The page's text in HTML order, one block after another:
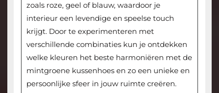
zoals roze, geel of blauw, waardoor je
interieur een levendige en speelse touch
krijgt. Door te experimenteren met
verschillende combinaties kun je ontdekken
welke kleuren het beste harmoniëren met de
mintgroene kussenhoes en zo een unieke en
persoonlijke sfeer in jouw ruimte creëren.